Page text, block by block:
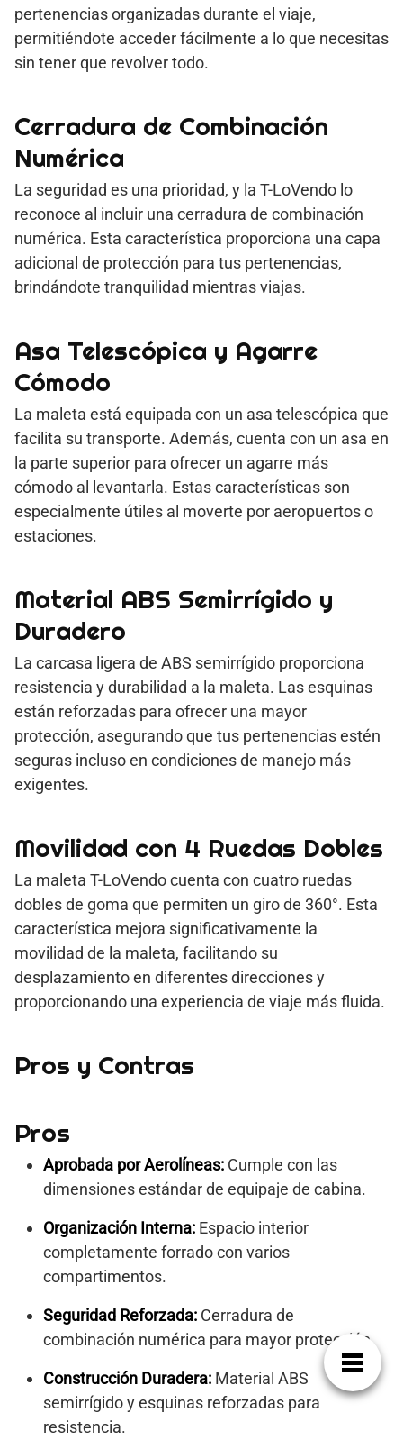
pertenencias organizadas durante el viaje,
permitiéndote acceder fácilmente a lo que necesitas
sin tener que revolver todo.
Cerradura de Combinación
Numérica
La seguridad es una prioridad, y la T-LoVendo lo
reconoce al incluir una cerradura de combinación
numérica. Esta característica proporciona una capa
adicional de protección para tus pertenencias,
brindándote tranquilidad mientras viajas.
Asa Telescópica y Agarre
Cómodo
La maleta está equipada con un asa telescópica que
facilita su transporte. Además, cuenta con un asa en
la parte superior para ofrecer un agarre más
cómodo al levantarla. Estas características son
especialmente útiles al moverte por aeropuertos o
estaciones.
Material ABS Semirrígido y
Duradero
La carcasa ligera de ABS semirrígido proporciona
resistencia y durabilidad a la maleta. Las esquinas
están reforzadas para ofrecer una mayor
protección, asegurando que tus pertenencias estén
seguras incluso en condiciones de manejo más
exigentes.
Movilidad con 4 Ruedas Dobles
La maleta T-LoVendo cuenta con cuatro ruedas
dobles de goma que permiten un giro de 360°. Esta
característica mejora significativamente la
movilidad de la maleta, facilitando su
desplazamiento en diferentes direcciones y
proporcionando una experiencia de viaje más fluida.
Pros y Contras
Pros
Aprobada por Aerolíneas: Cumple con las
dimensiones estándar de equipaje de cabina.
Organización Interna: Espacio interior
completamente forrado con varios
compartimentos.
Seguridad Reforzada: Cerradura de
combinación numérica para mayor protección.
Construcción Duradera: Material ABS
semirrígido y esquinas reforzadas para
resistencia.